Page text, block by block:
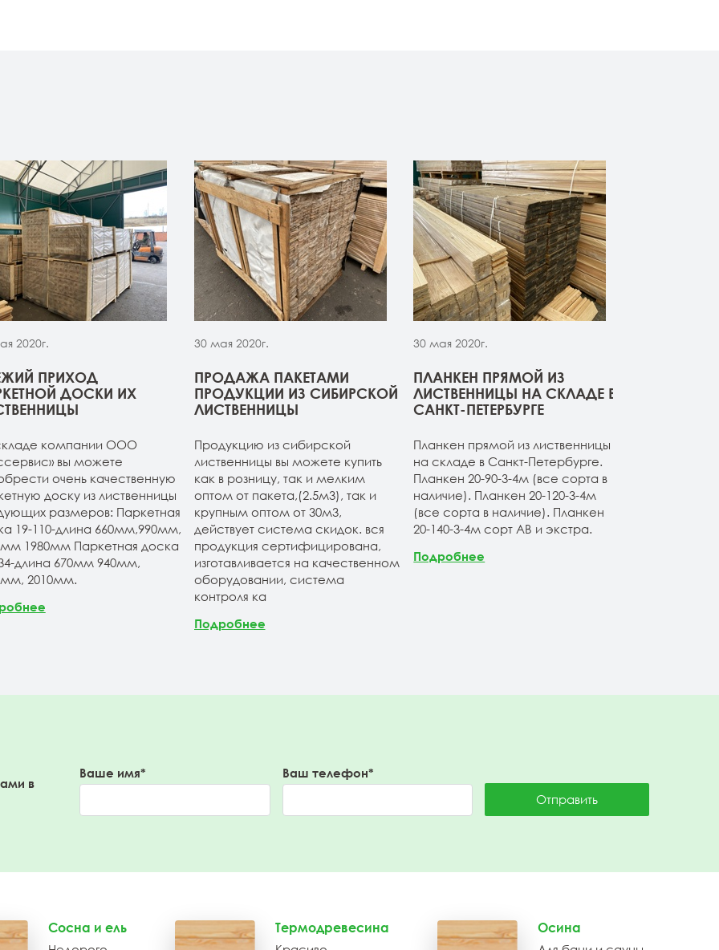
2020г.
ПРИХОД
ДОСКИ ИХ
компании ООО
вы можете
очень качественную
доску из лиственницы
размеров: Паркетная
19-110-длина 660мм,990мм,
1980мм Паркетная доска
длина 670мм 940мм,
2010мм.
30 мая 2020г.
ПРОДАЖА ПАКЕТАМИ
ПРОДУКЦИИ ИЗ СИБИРСКОЙ
ЛИСТВЕННИЦЫ
Продукцию из сибирской
лиственницы вы можете купить
как в розницу, так и мелким
оптом от пакета,(2.5м3), так и
крупным оптом от 30м3,
действует система скидок. вся
продукция сертифицирована,
изготавливается на качественном
оборудовании, система
контроля ка
Подробнее
30 мая 2020г.
ПЛАНКЕН ПРЯМОЙ ИЗ
ЛИСТВЕННИЦЫ НА СКЛАДЕ В
САНКТ-ПЕТЕРБУРГЕ
Планкен прямой из лиственницы
на складе в Санкт-Петербурге.
Планкен 20-90-3-4м (все сорта в
наличие). Планкен 20-120-3-4м
(все сорта в наличие). Планкен
20-140-3-4м сорт АВ и экстра.
Подробнее
в
Ваше имя*
Ваш телефон*
Отправить
Сосна и ель Термодревесина Осина